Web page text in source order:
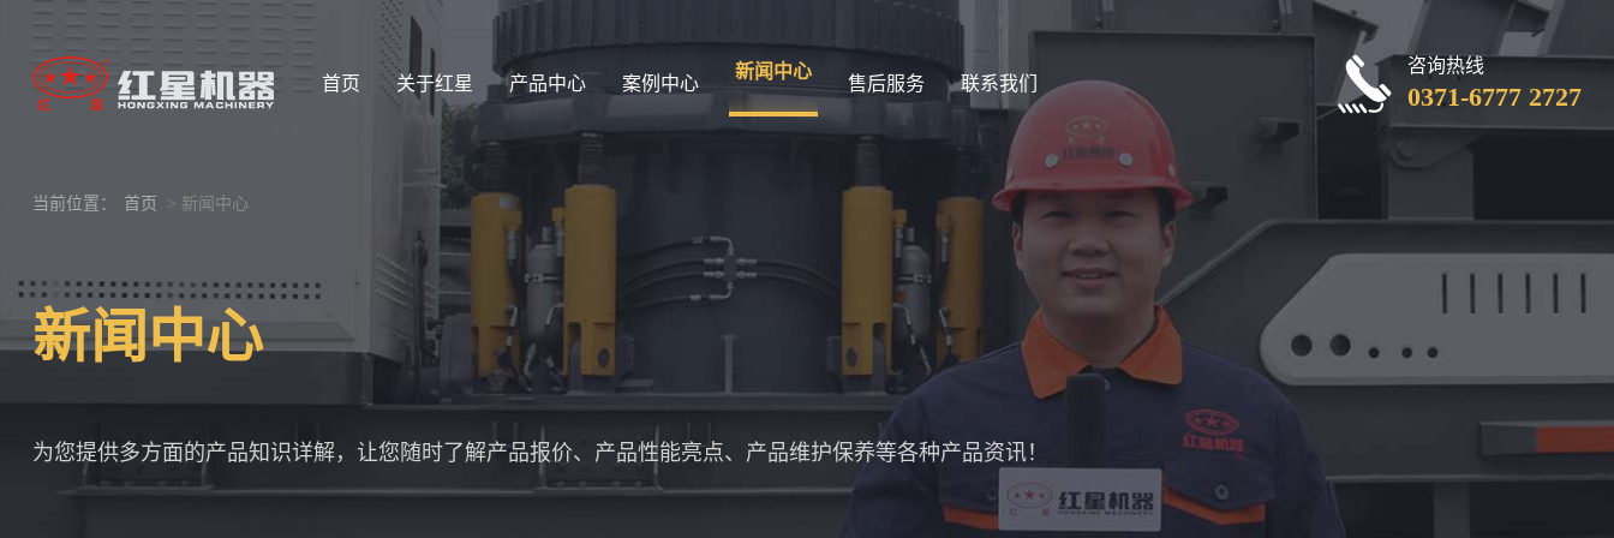
首页 关于红星 产品中心 案例中心
新闻中心
售后服务 联系我们
咨询热线
0371-6777 2727
当前位置： 首页 > 新闻中心
新闻中心
为您提供多方面的产品知识详解，让您随时了解产品报价、产品性能亮点、产品维护保养等各种产品资讯！